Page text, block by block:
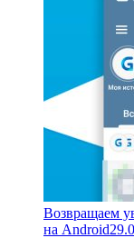
Возвращаем
на Android